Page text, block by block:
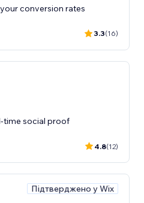
conversion rates
3.3(16)
time social proof
4.8(12)
Підтверджено у Wix